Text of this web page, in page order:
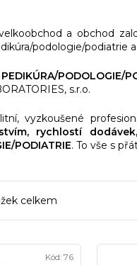
a obchod
podologie/podiatrie
PEDIKÚRA/PODOLOGIE/
s.r.o.
vyzkoušené
rychlostí
PODIATRIE. To vše s
celkem
Kód: 76